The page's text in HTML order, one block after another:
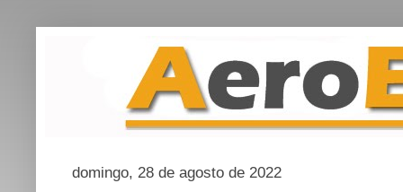
domingo, 28 de agosto de 2022